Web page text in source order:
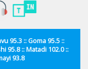
95.3 :: Goma 95.5 ::
95.8 :: Matadi 102.0 ::
93.8